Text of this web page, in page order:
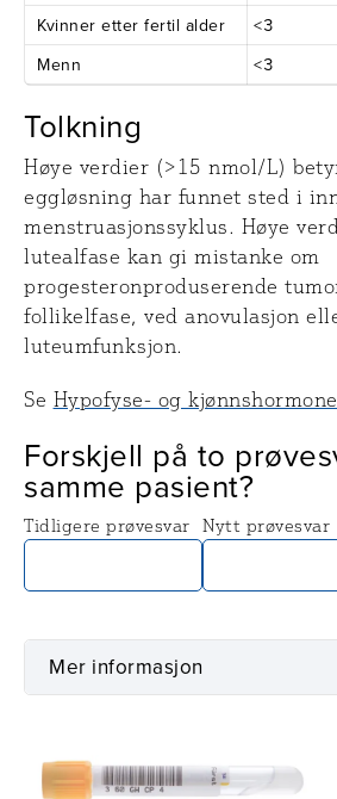
Kvinner etter fertil alder <3
Menn
<3
Tolkning
Høye verdier (>15 nmol/L)
eggløsning har funnet sted i
menstruasjonssyklus. Høye
lutealfase kan gi mistanke om
progesteronproduserende
follikelfase, ved anovulasjon
luteumfunksjon.
Se Hypofyse- og
Forskjell på to
samme pasient?
Tidligere prøvesvar Nytt prøvesvar
Mer informasjon
Prøvetaking
Utstyr